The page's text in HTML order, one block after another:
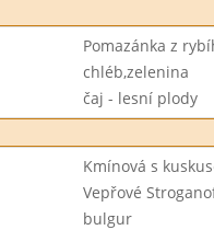
Pomazánka z
chléb,zelenina
čaj - lesní plody
Kmínová s
Vepřové
bulgur